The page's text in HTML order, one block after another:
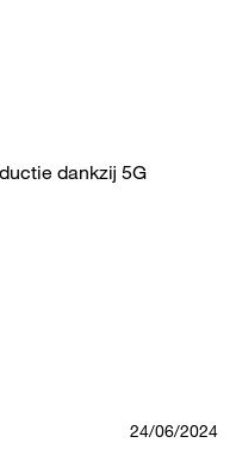
dankzij 5G
24/06/2024